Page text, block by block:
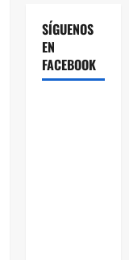
SÍGUENOS
EN
FACEBOOK